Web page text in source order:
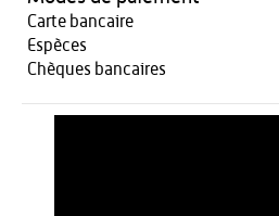
Carte bancaire
Espèces
Chèques bancaires